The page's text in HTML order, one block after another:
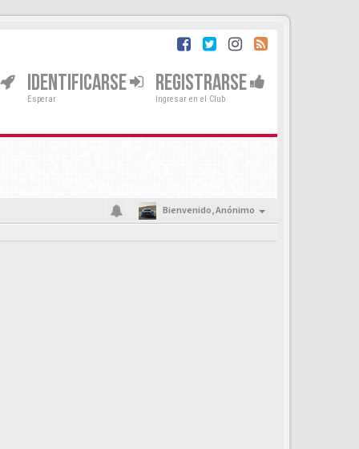
IDENTIFICARSE
Esperar
REGISTRARSE
Ingresar en el Club
Bienvenido,Anónimo